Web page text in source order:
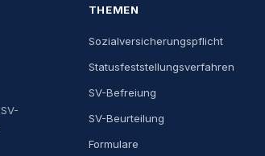
THEMEN
Sozialversicherungspflicht
Statusfeststellungsverfahren
SV-Befreiung
SV-Beurteilung
Formulare